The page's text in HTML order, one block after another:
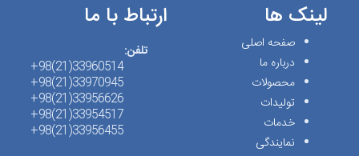
لینک ها
صفحه اصلی
درباره ما
محصولات
تولیدات
خدمات
نمایندگی
ارتباط با ما
تلفن:
33960514(21)98+
33970945(21)98+
33956626(21)98+
33954517(21)98+
33956455(21)98+